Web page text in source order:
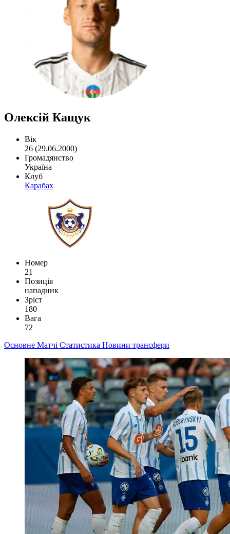
Олексій Кащук
Вік
26 (29.06.2000)
Громадянство
Україна
Клуб
Карабах
Номер
21
Позиція
нападник
Зріст
180
Вага
72
Основне Матчі Статистика Новини трансфери